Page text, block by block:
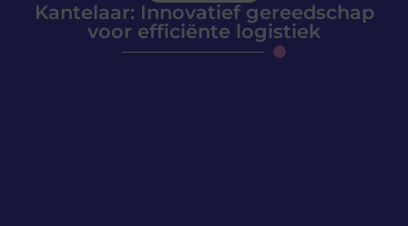
Kantelaar: Innovatief gereedschap
voor efficiënte logistiek